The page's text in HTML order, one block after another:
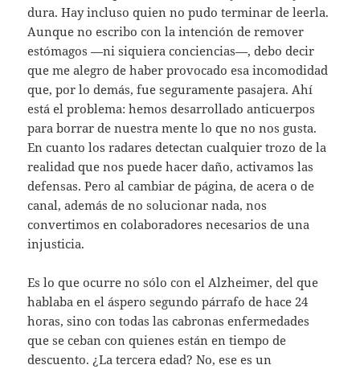
dura. Hay incluso quien no pudo terminar de leerla.
Aunque no escribo con la intención de remover
estómagos —ni siquiera conciencias—, debo decir
que me alegro de haber provocado esa incomodidad
que, por lo demás, fue seguramente pasajera. Ahí
está el problema: hemos desarrollado anticuerpos
para borrar de nuestra mente lo que no nos gusta.
En cuanto los radares detectan cualquier trozo de la
realidad que nos puede hacer daño, activamos las
defensas. Pero al cambiar de página, de acera o de
canal, además de no solucionar nada, nos
convertimos en colaboradores necesarios de una
injusticia.
Es lo que ocurre no sólo con el Alzheimer, del que
hablaba en el áspero segundo párrafo de hace 24
horas, sino con todas las cabronas enfermedades
que se ceban con quienes están en tiempo de
descuento. ¿La tercera edad? No, ese es un